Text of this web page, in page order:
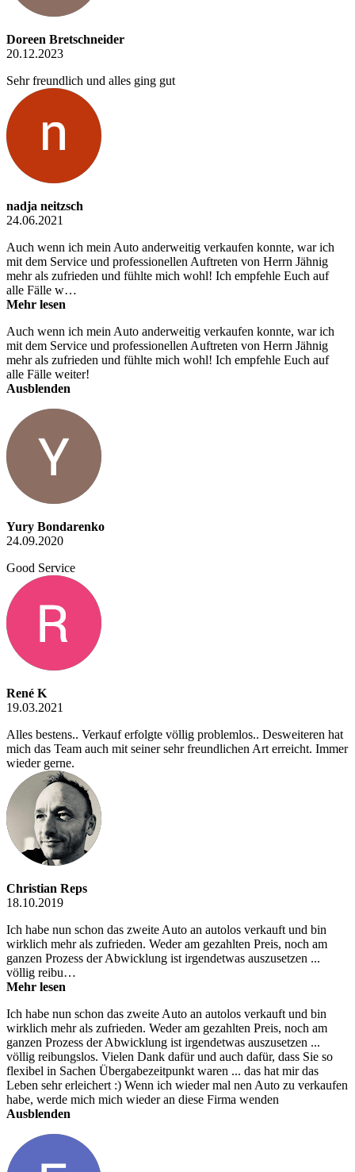
Doreen Bretschneider
20.12.2023
Sehr freundlich und alles ging gut
nadja neitzsch
24.06.2021
Auch wenn ich mein Auto anderweitig verkaufen konnte, war ich
mit dem Service und professionellen Auftreten von Herrn Jähnig
mehr als zufrieden und fühlte mich wohl! Ich empfehle Euch auf
alle Fälle w…
Mehr lesen
Auch wenn ich mein Auto anderweitig verkaufen konnte, war ich
mit dem Service und professionellen Auftreten von Herrn Jähnig
mehr als zufrieden und fühlte mich wohl! Ich empfehle Euch auf
alle Fälle weiter!
Ausblenden
Yury Bondarenko
24.09.2020
Good Service
René K
19.03.2021
Alles bestens.. Verkauf erfolgte völlig problemlos.. Desweiteren hat
mich das Team auch mit seiner sehr freundlichen Art erreicht. Immer
wieder gerne.
Christian Reps
18.10.2019
Ich habe nun schon das zweite Auto an autolos verkauft und bin
wirklich mehr als zufrieden. Weder am gezahlten Preis, noch am
ganzen Prozess der Abwicklung ist irgendetwas auszusetzen ...
völlig reibu…
Mehr lesen
Ich habe nun schon das zweite Auto an autolos verkauft und bin
wirklich mehr als zufrieden. Weder am gezahlten Preis, noch am
ganzen Prozess der Abwicklung ist irgendetwas auszusetzen ...
völlig reibungslos. Vielen Dank dafür und auch dafür, dass Sie so
flexibel in Sachen Übergabezeitpunkt waren ... das hat mir das
Leben sehr erleichert :) Wenn ich wieder mal nen Auto zu verkaufen
habe, werde mich mich wieder an diese Firma wenden
Ausblenden